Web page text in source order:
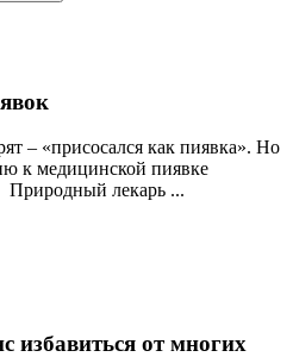
– «присосался как пиявка». Но
к медицинской пиявке
Природный лекарь ...
избавиться от многих